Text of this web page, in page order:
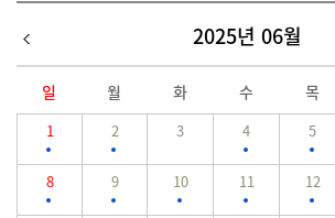
2025년 06월
일 월 화 수 목
1 2 3 4 5
8 9 10 11 12